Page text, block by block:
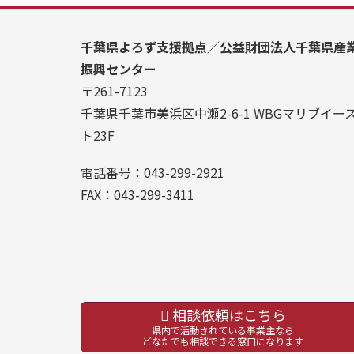
千葉県よろず支援拠点／公益財団法人千葉県産
振興センター
〒261-7123
千葉県千葉市美浜区中瀬2-6-1 WBGマリブイー
ト23F
電話番号：043-299-2921
FAX：043-299-3411
相談依頼はこちら
県内で活動されている事業主なら
どなたでも相談できる窓口になります